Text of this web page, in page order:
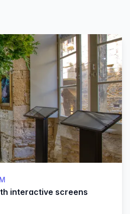
interactive screens